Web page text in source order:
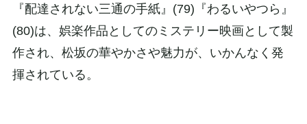
『配達されない三通の手紙』(79)『わるいやつら』
(80)は、娯楽作品としてのミステリー映画として製
作され、松坂の華やかさや魅力が、いかんなく発
揮されている。